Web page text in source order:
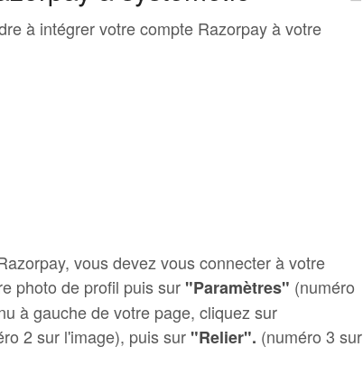
à intégrer votre compte Razorpay à votre
vous devez vous connecter à votre
photo de profil puis sur "Paramètres" (numéro
à gauche de votre page, cliquez sur
2 sur l'image), puis sur "Relier". (numéro 3 sur